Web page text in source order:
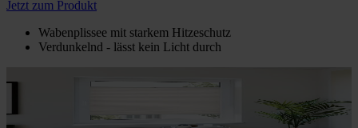
Jetzt zum Produkt
Wabenplissee mit starkem Hitzeschutz
Verdunkelnd - lässt kein Licht durch